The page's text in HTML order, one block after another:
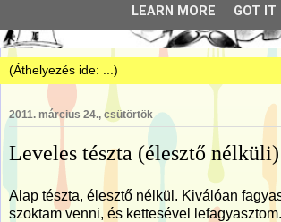
2011. március 24., csütörtök
Leveles tészta (élesztő nélküli)
Alap tészta, élesztő nélkül. Kiválóan
szoktam venni, és kettesével
LEARN MORE GOT IT